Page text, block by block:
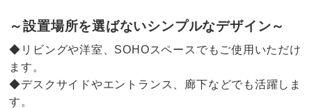
～設置場所を選ばないシンプルなデザイン～
◆リビングや洋室、SOHOスペースでもご使用いただけ
ます。
◆デスクサイドやエントランス、廊下などでも活躍しま
す。